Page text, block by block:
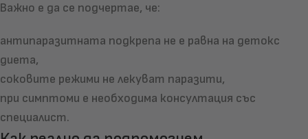
Важно е да се подчертае, че:
антипаразитната подкрепа не е равна на детокс
диета,
соковите режими не лекуват паразити,
при симптоми е необходима консултация със
специалист.